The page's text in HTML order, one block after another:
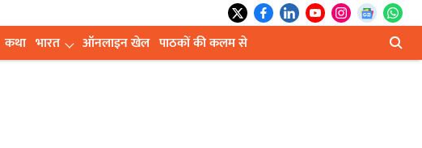
कथा भारत ऑनलाइन खेल पाठकों की कलम से